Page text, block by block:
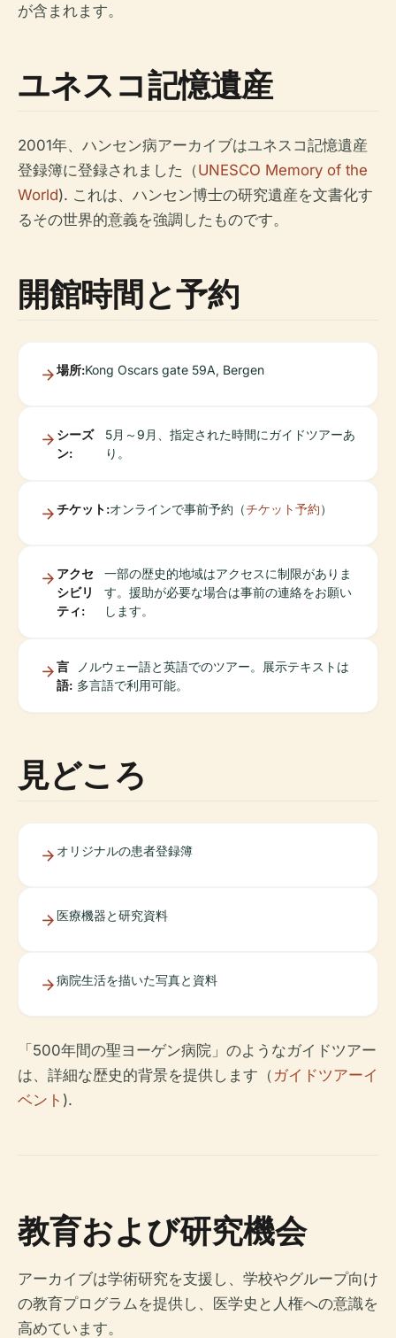
が含まれます。
ユネスコ記憶遺産
2001年、ハンセン病アーカイブはユネスコ記憶遺産
登録簿に登録されました（UNESCO Memory of the
World). これは、ハンセン博士の研究遺産を文書化す
るその世界的意義を強調したものです。
開館時間と予約
場所:Kong Oscars gate 59A, Bergen
シーズ
ン:
5月～9月、指定された時間にガイドツアーあ
り。
チケット:オンラインで事前予約（チケット予約）
アクセ
シビリ
ティ:
一部の歴史的地域はアクセスに制限がありま
す。援助が必要な場合は事前の連絡をお願い
します。
言
語:
ノルウェー語と英語でのツアー。展示テキストは
多言語で利用可能。
見どころ
オリジナルの患者登録簿
医療機器と研究資料
病院生活を描いた写真と資料
「500年間の聖ヨーゲン病院」のようなガイドツアー
は、詳細な歴史的背景を提供します（ ガイドツアーイ
ベント ).
教育および研究機会
アーカイブは学術研究を支援し、学校やグループ向け
の教育プログラムを提供し、医学史と人権への意識を
高めています。